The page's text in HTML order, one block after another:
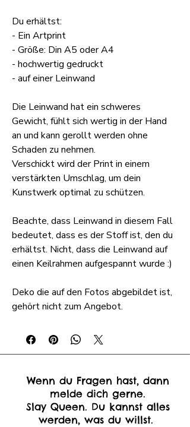
Du erhältst:
- Ein Artprint
- Größe: Din A5 oder A4
- hochwertig gedruckt
- auf einer Leinwand
Die Leinwand hat ein schweres
Gewicht, fühlt sich wertig in der Hand
an und kann gerollt werden ohne
Schaden zu nehmen.
Verschickt wird der Print in einem
verstärkten Umschlag, um dein
Kunstwerk optimal zu schützen.
Beachte, dass Leinwand in diesem Fall
bedeutet, dass es der Stoff ist, den du
erhältst. Nicht, dass die Leinwand auf
einen Keilrahmen aufgespannt wurde :)
Deko die auf den Fotos abgebildet ist,
gehört nicht zum Angebot.
Wenn du Fragen hast, dann
melde dich gerne.
Slay Queen. Du kannst alles
werden, was du willst.